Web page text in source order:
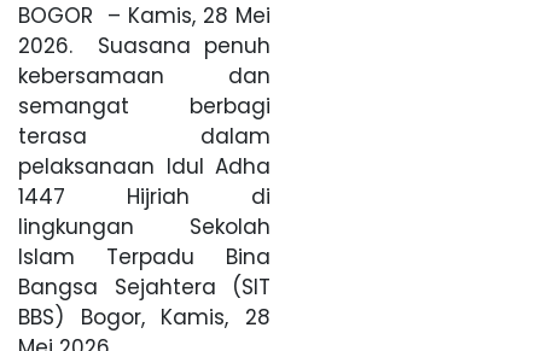
BOGOR – Kamis, 28 Mei
2026. Suasana penuh
kebersamaan dan
semangat berbagi
terasa dalam
pelaksanaan Idul Adha
1447 Hijriah di
lingkungan Sekolah
Islam Terpadu Bina
Bangsa Sejahtera (SIT
BBS) Bogor, Kamis, 28